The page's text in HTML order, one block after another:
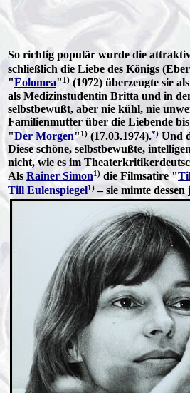
So richtig populär wurde die
schließlich die Liebe des Königs
"Eolomea" 1)(1972) überzeugte sie
als Medizinstudentin Britta und in
selbstbewußt, aber nie kühl, nie
Familienmutter über die Liebende
"Der Morgen"1) (17.03.1974).*) Und
Diese schöne, selbstbewußte,
nicht, wie es im
AlsRainer Simon1) die Filmsatire "
Till Eulenspiegel1) – sie mimte